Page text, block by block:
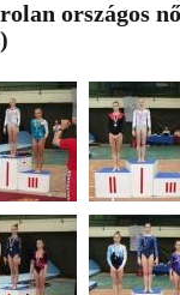
országos